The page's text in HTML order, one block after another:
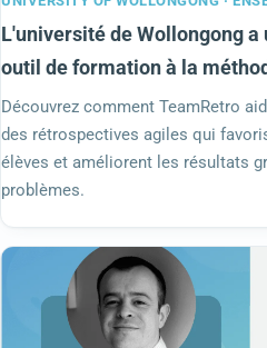
L'université de Wollongong
outil de formation à la
Découvrez comment TeamRetro
des rétrospectives agiles qui
élèves et améliorent les résultats
problèmes.